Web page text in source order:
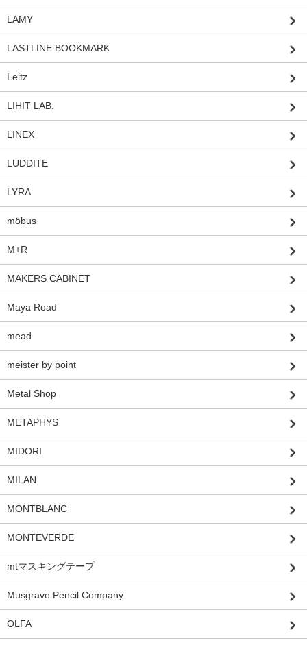
LAMY
LASTLINE BOOKMARK
Leitz
LIHIT LAB.
LINEX
LUDDITE
LYRA
möbus
M+R
MAKERS CABINET
Maya Road
mead
meister by point
Metal Shop
METAPHYS
MIDORI
MILAN
MONTBLANC
MONTEVERDE
mtマスキングテープ
Musgrave Pencil Company
OLFA